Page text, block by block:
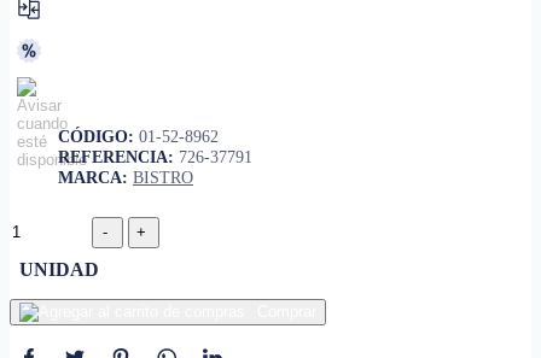
CÓDIGO: 01-52-8962
REFERENCIA: 726-37791
MARCA: BISTRO
UNIDAD